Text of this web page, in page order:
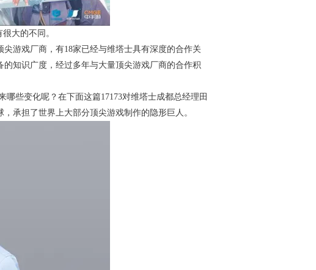
大的不同。
游戏厂商，有18家已经与维塔士具有深度的合作关
知识广度，经过多年与大量顶尖游戏厂商的合作积
些变化呢？在下面这篇17173对维塔士成都总经理田
承担了世界上大部分顶尖游戏制作的隐形巨人。